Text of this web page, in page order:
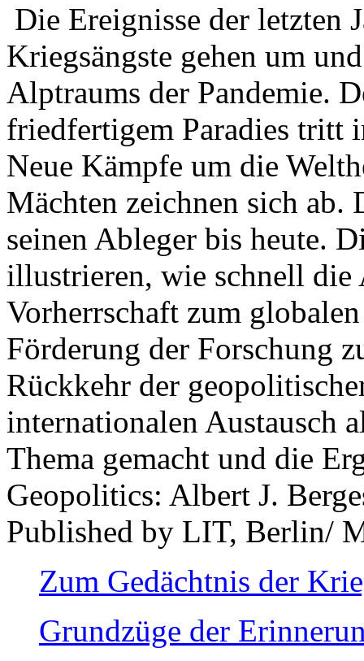
Die Ereignisse der letzten
Kriegsängste gehen um
Alptraums der Pandemie.
friedfertigem Paradies tritt
Neue Kämpfe um die
Mächten zeichnen sich
seinen Ableger bis heute.
illustrieren, wie schnell die
Vorherrschaft zum
Förderung der Forschung
Rückkehr der
internationalen Austausch
Thema gemacht und die
Geopolitics: Albert J.
Published by LIT, Berlin/
Zum Gedächtnis der
Grundzüge der